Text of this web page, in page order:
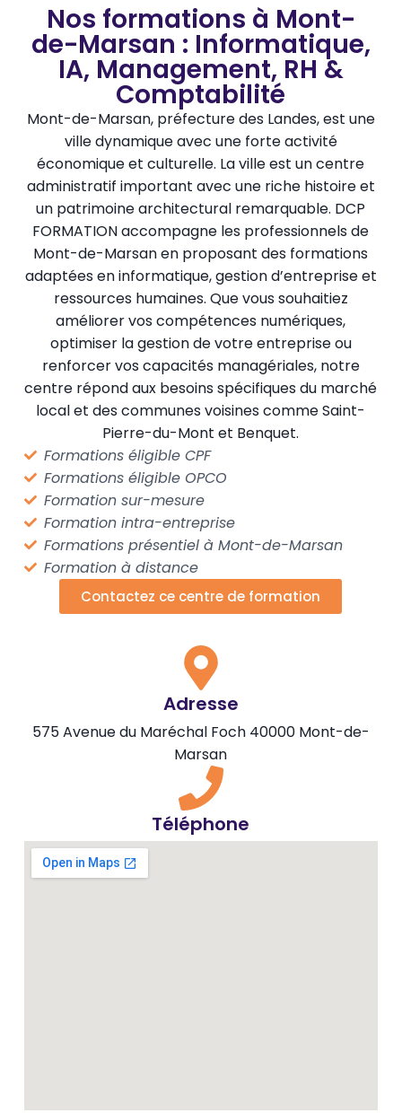
Nos formations à Mont-
de-Marsan : Informatique,
IA, Management, RH &
Comptabilité
Mont-de-Marsan, préfecture des Landes, est une
ville dynamique avec une forte activité
économique et culturelle. La ville est un centre
administratif important avec une riche histoire et
un patrimoine architectural remarquable. DCP
FORMATION accompagne les professionnels de
Mont-de-Marsan en proposant des formations
adaptées en informatique, gestion d’entreprise et
ressources humaines. Que vous souhaitiez
améliorer vos compétences numériques,
optimiser la gestion de votre entreprise ou
renforcer vos capacités managériales, notre
centre répond aux besoins spécifiques du marché
local et des communes voisines comme Saint-
Pierre-du-Mont et Benquet.
Formations éligible CPF
Formations éligible OPCO
Formation sur-mesure
Formation intra-entreprise
Formations présentiel à Mont-de-Marsan
Formation à distance
Contactez ce centre de formation
Adresse
575 Avenue du Maréchal Foch 40000 Mont-de-
Marsan
Téléphone